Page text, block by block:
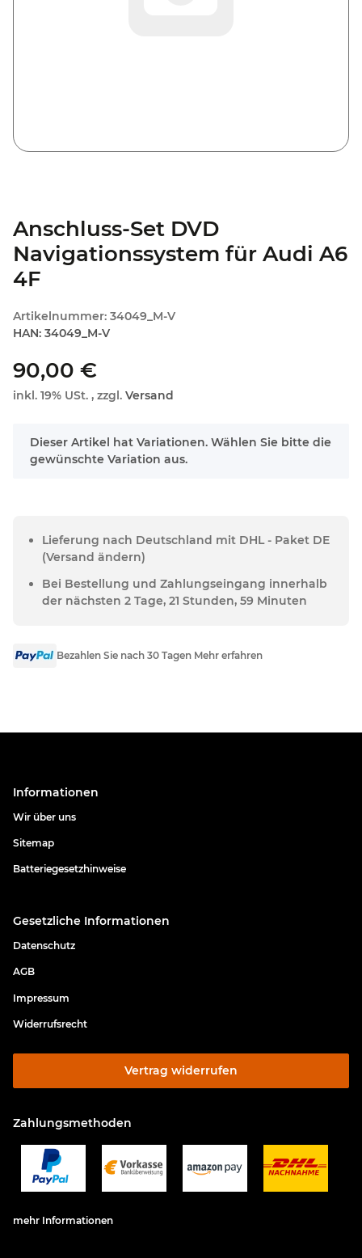
Anschluss-Set DVD
Navigationssystem für Audi A6
4F
Artikelnummer: 34049_M-V
HAN: 34049_M-V
90,00 €
inkl. 19% USt. , zzgl. Versand
x
Dieser Artikel hat Variationen. Wählen Sie bitte die
gewünschte Variation aus.
Lieferung nach Deutschland mit DHL - Paket DE
(Versand ändern)
Bei Bestellung und Zahlungseingang innerhalb
der nächsten 2 Tage, 21 Stunden, 59 Minuten
Bezahlen Sie nach 30 Tagen Mehr erfahren
Informationen
Wir über uns
Sitemap
Batteriegesetzhinweise
Gesetzliche Informationen
Datenschutz
AGB
Impressum
Widerrufsrecht
Vertrag widerrufen
Zahlungsmethoden
mehr Informationen